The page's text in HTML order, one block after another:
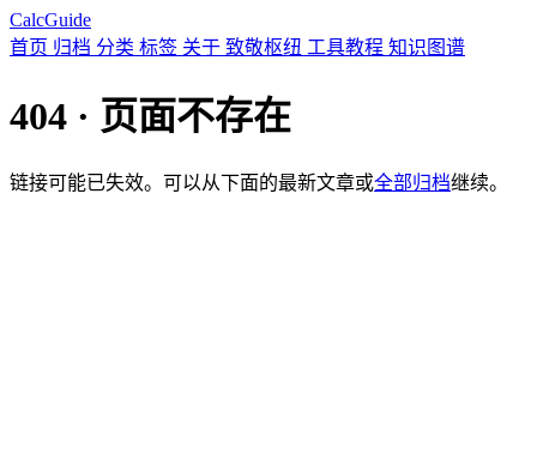
CalcGuide
首页 归档 分类 标签 关于 致敬枢纽 工具教程 知识图谱
404 · 页面不存在
链接可能已失效。可以从下面的最新文章或全部归档继续。